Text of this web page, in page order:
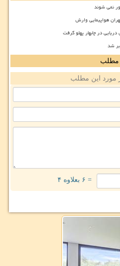
نمی شوند
در چابهار پهلو گرفت
مطلب
مورد این مطلب
= ۶ بعلاوه ۴